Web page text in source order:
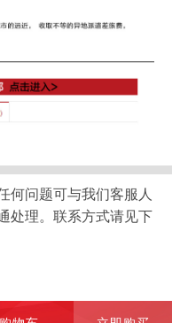
何问题可与我们客服人
处理。联系方式请见下